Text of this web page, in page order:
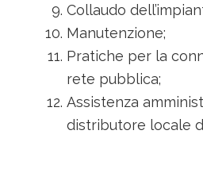
Collaudo
Manutenzione;
Pratiche per la
rete pubblica;
Assistenza
distributore locale